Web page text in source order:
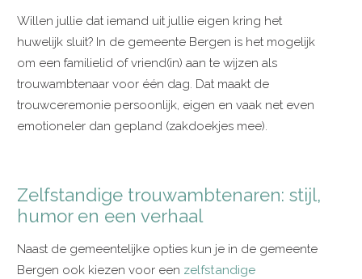
Willen jullie dat iemand uit jullie eigen kring het
huwelijk sluit? In de gemeente Bergen is het mogelijk
om een familielid of vriend(in) aan te wijzen als
trouwambtenaar voor één dag. Dat maakt de
trouwceremonie persoonlijk, eigen en vaak net even
emotioneler dan gepland (zakdoekjes mee).
Zelfstandige trouwambtenaren: stijl,
humor en een verhaal
Naast de gemeentelijke opties kun je in de gemeente
Bergen ook kiezen voor een zelfstandige